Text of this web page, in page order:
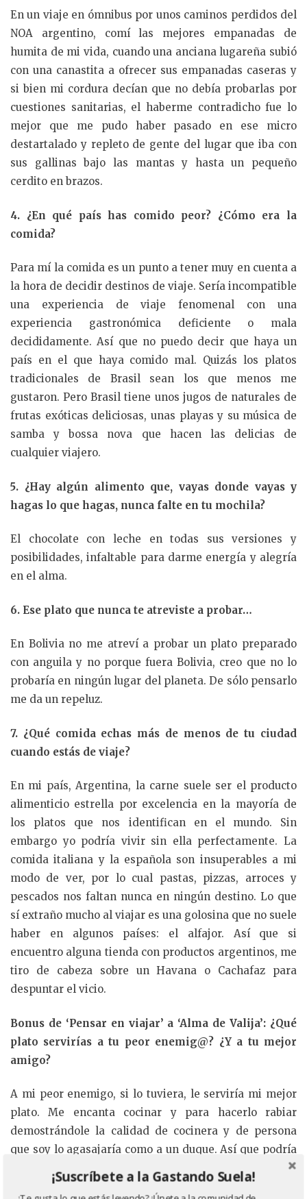
En un viaje en ómnibus por unos caminos perdidos del
NOA argentino, comí las mejores empanadas de
humita de mi vida, cuando una anciana lugareña subió
con una canastita a ofrecer sus empanadas caseras y
si bien mi cordura decían que no debía probarlas por
cuestiones sanitarias, el haberme contradicho fue lo
mejor que me pudo haber pasado en ese micro
destartalado y repleto de gente del lugar que iba con
sus gallinas bajo las mantas y hasta un pequeño
cerdito en brazos.
4. ¿En qué país has comido peor? ¿Cómo era la
comida?
Para mí la comida es un punto a tener muy en cuenta a
la hora de decidir destinos de viaje. Sería incompatible
una experiencia de viaje fenomenal con una
experiencia gastronómica deficiente o mala
decididamente. Así que no puedo decir que haya un
país en el que haya comido mal. Quizás los platos
tradicionales de Brasil sean los que menos me
gustaron. Pero Brasil tiene unos jugos de naturales de
frutas exóticas deliciosas, unas playas y su música de
samba y bossa nova que hacen las delicias de
cualquier viajero.
5. ¿Hay algún alimento que, vayas donde vayas y
hagas lo que hagas, nunca falte en tu mochila?
El chocolate con leche en todas sus versiones y
posibilidades, infaltable para darme energía y alegría
en el alma.
6. Ese plato que nunca te atreviste a probar…
En Bolivia no me atreví a probar un plato preparado
con anguila y no porque fuera Bolivia, creo que no lo
probaría en ningún lugar del planeta. De sólo pensarlo
me da un repeluz.
7. ¿Qué comida echas más de menos de tu ciudad
cuando estás de viaje?
En mi país, Argentina, la carne suele ser el producto
alimenticio estrella por excelencia en la mayoría de
los platos que nos identifican en el mundo. Sin
embargo yo podría vivir sin ella perfectamente. La
comida italiana y la española son insuperables a mi
modo de ver, por lo cual pastas, pizzas, arroces y
pescados nos faltan nunca en ningún destino. Lo que
sí extraño mucho al viajar es una golosina que no suele
haber en algunos países: el alfajor. Así que si
encuentro alguna tienda con productos argentinos, me
tiro de cabeza sobre un Havana o Cachafaz para
despuntar el vicio.
Bonus de ‘Pensar en viajar’ a ‘Alma de Valija’: ¿Qué
plato servirías a tu peor enemig@? ¿Y a tu mejor
amigo?
A mi peor enemigo, si lo tuviera, le serviría mi mejor
plato. Me encanta cocinar y para hacerlo rabiar
demostrándole la calidad de cocinera y de persona
que soy lo agasajaría como a un duque. Así que podría
se alguna pasta rellena (receta familiar que se lleva
aplauso, medalla y beso) con una salsa de hongos de
¡Suscríbete a la Gastando Suela!